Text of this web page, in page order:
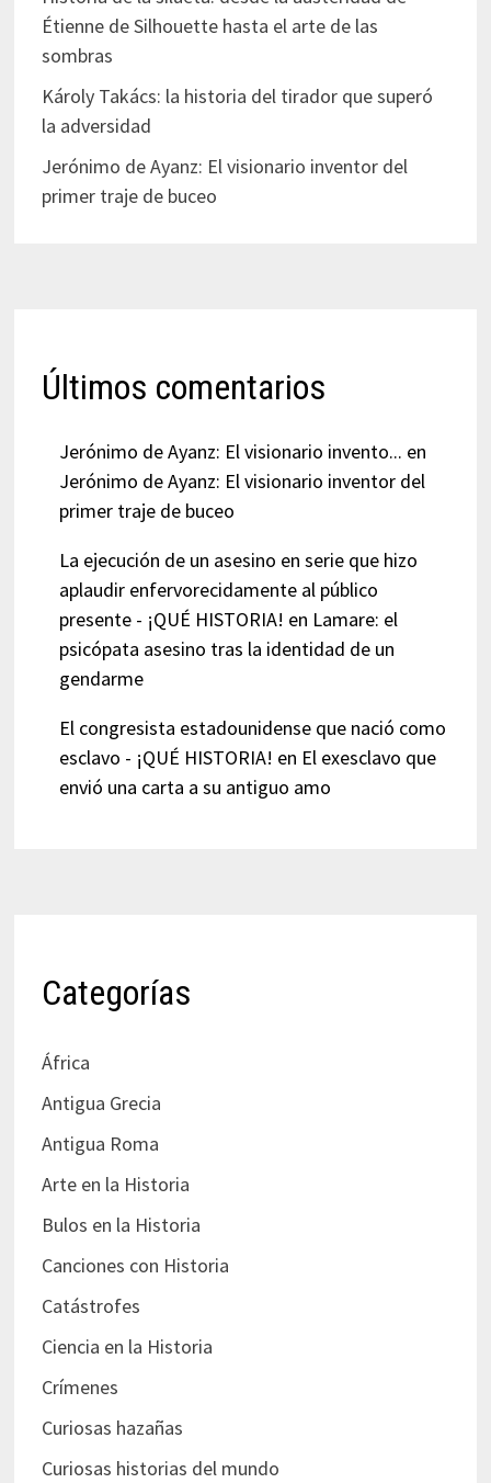
Étienne de Silhouette hasta el arte de las
sombras
Károly Takács: la historia del tirador que superó
la adversidad
Jerónimo de Ayanz: El visionario inventor del
primer traje de buceo
Últimos comentarios
Jerónimo de Ayanz: El visionario invento... en
Jerónimo de Ayanz: El visionario inventor del
primer traje de buceo
La ejecución de un asesino en serie que hizo
aplaudir enfervorecidamente al público
presente - ¡QUÉ HISTORIA! en Lamare: el
psicópata asesino tras la identidad de un
gendarme
El congresista estadounidense que nació como
esclavo - ¡QUÉ HISTORIA! en El exesclavo que
envió una carta a su antiguo amo
Categorías
África
Antigua Grecia
Antigua Roma
Arte en la Historia
Bulos en la Historia
Canciones con Historia
Catástrofes
Ciencia en la Historia
Crímenes
Curiosas hazañas
Curiosas historias del mundo